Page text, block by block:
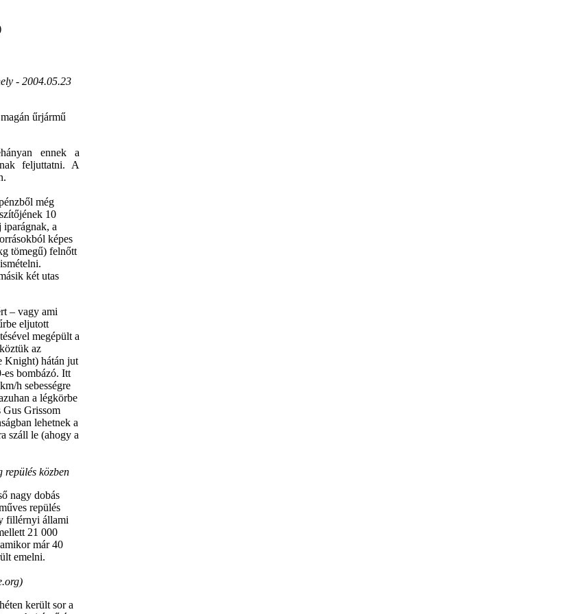
- 2004.05.23
űrjármű
ennek a
feljuttatni. A
még
10
a
képes
tömegű) felnőtt
két utas
– vagy ami
eljutott
megépült a
az
Knight) hátán jut
es bombázó. Itt
h sebességre
a légkörbe
Gus Grissom
lehetnek a
száll le (ahogy a
repülés közben
nagy dobás
repülés
fillérnyi állami
21 000
már 40
emelni.
került sor a